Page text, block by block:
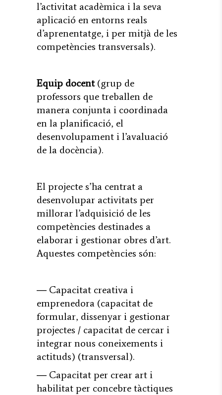
l’activitat acadèmica i la seva
aplicació en entorns reals
d’aprenentatge, i per mitjà de les
competències transversals).
Equip docent(grup de
professors que treballen de
manera conjunta i coordinada
en la planificació, el
desenvolupament i l’avaluació
de la docència).
El projecte s’ha centrat a
desenvolupar activitats per
millorar l’adquisició de les
competències destinades a
elaborar i gestionar obres d’art.
Aquestes competències són:
― Capacitat creativa i
emprenedora (capacitat de
formular, dissenyar i gestionar
projectes / capacitat de cercar i
integrar nous coneixements i
actituds) (transversal).
― Capacitat per crear art i
habilitat per concebre tàctiques